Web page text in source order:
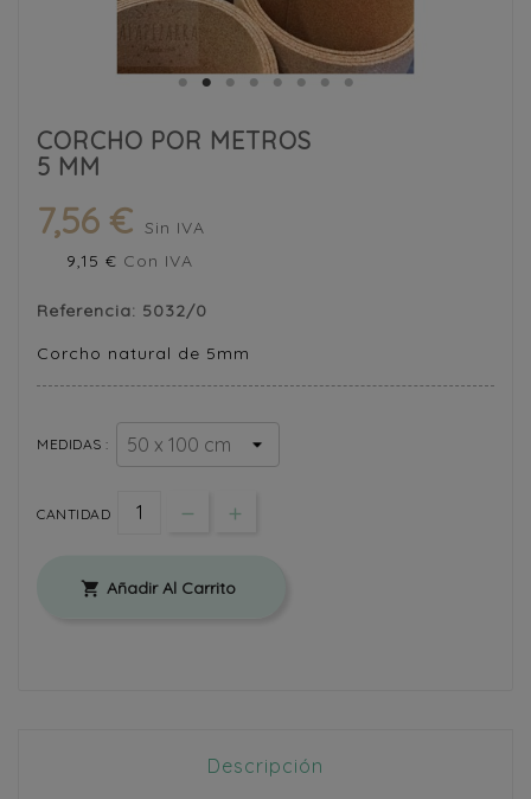
CORCHO POR METROS
5 MM
7,56 € Sin IVA
9,15 € Con IVA
Referencia: 5032/0
Corcho natural de 5mm
MEDIDAS :
CANTIDAD
 Añadir Al Carrito
Descripción